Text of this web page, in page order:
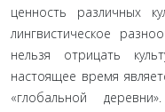
ценность различных
лингвистическое
нельзя отрицать
настоящее время
«глобальной